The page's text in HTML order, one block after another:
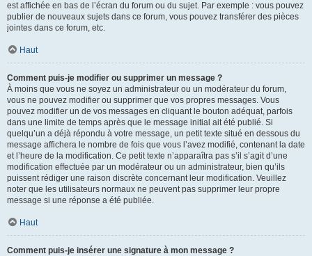
est affichée en bas de l’écran du forum ou du sujet. Par exemple : vous pouvez
publier de nouveaux sujets dans ce forum, vous pouvez transférer des pièces
jointes dans ce forum, etc.
Haut
Comment puis-je modifier ou supprimer un message ?
À moins que vous ne soyez un administrateur ou un modérateur du forum,
vous ne pouvez modifier ou supprimer que vos propres messages. Vous
pouvez modifier un de vos messages en cliquant le bouton adéquat, parfois
dans une limite de temps après que le message initial ait été publié. Si
quelqu’un a déjà répondu à votre message, un petit texte situé en dessous du
message affichera le nombre de fois que vous l’avez modifié, contenant la date
et l’heure de la modification. Ce petit texte n’apparaîtra pas s’il s’agit d’une
modification effectuée par un modérateur ou un administrateur, bien qu’ils
puissent rédiger une raison discrète concernant leur modification. Veuillez
noter que les utilisateurs normaux ne peuvent pas supprimer leur propre
message si une réponse a été publiée.
Haut
Comment puis-je insérer une signature à mon message ?